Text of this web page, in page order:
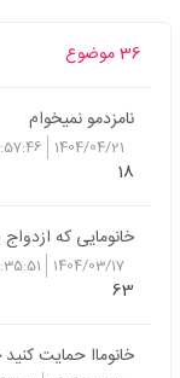
36 موضوع
نامزدمو نمیخوام
1404/04/21
18
خانومایی که
1404/03/17
63
خانوماا حمایت